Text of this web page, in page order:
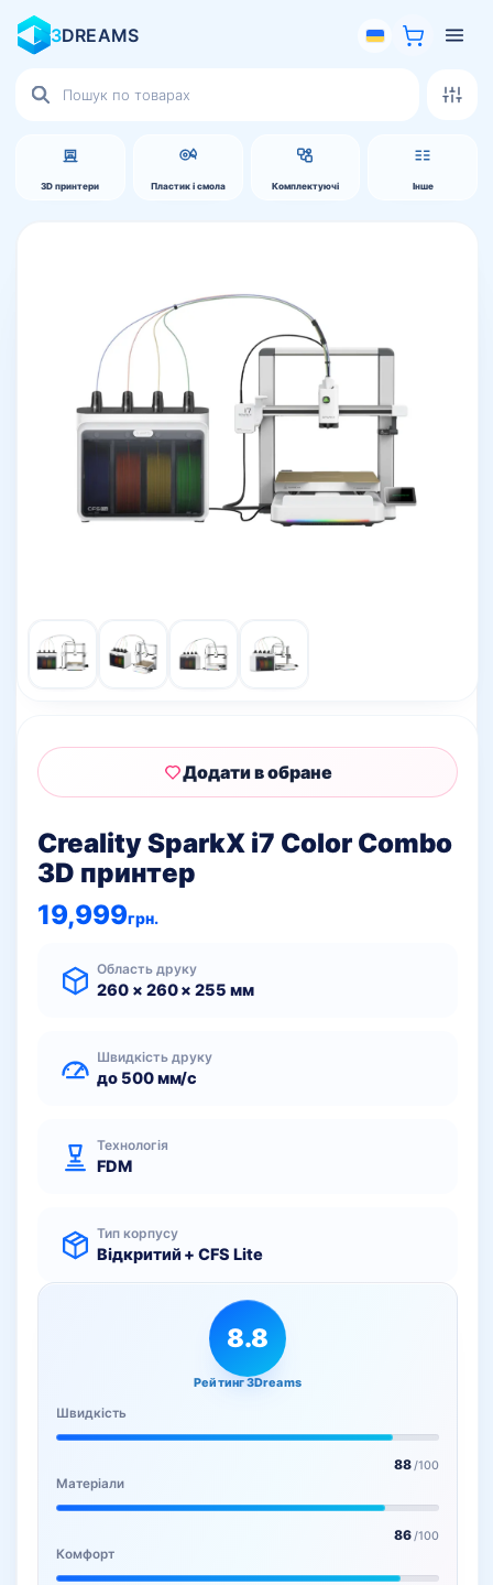
3DREAMS
3D принтери Пластик і смола Комплектуючі Інше
товарів
Creality SparkX i7 Color Combo
3D принтер
19,999грн.
Область друку
260 × 260 × 255 мм
Швидкість друку
до 500 мм/с
Технологія
FDM
Тип корпусу
Відкритий + CFS Lite
8.8
Рейтинг 3Dreams
Швидкість
88/100
Матеріали
86/100
Комфорт
Додати в обране